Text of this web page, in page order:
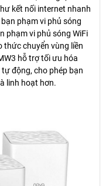
kết nối internet nhanh
phạm vi phủ sóng
phạm vi phủ sóng WiFi
thức chuyển vùng liền
hỗ trợ tối ưu hóa
động, cho phép bạn
linh hoạt hơn.